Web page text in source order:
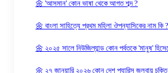
🌼 'আসমান' কোন ভাষা থেকে আগত শব্দ ?
🌼 বাংলা সাহিত্যে প্রথম মহিলা ঔপন্যাসিকের নাম কি ?
🌼 ২০২৫ সালে নিউজিল্যান্ড কোন পর্বতকে 'মানুষ'
🌼 ২৭ জানুয়ারি ২০২৬ কোন দেশ প্যারিস জলবায়ু চুক্তি